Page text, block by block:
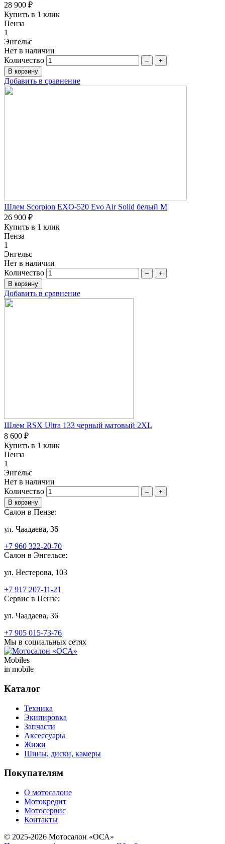
28 900 ₽
Купить в 1 клик
Пенза
1
Энгельс
Нет в наличии
Количество
– +
Добавить в сравнение
Шлем Scorpion EXO-520 Evo Air Solid белый M
26 900 ₽
Купить в 1 клик
Пенза
1
Энгельс
Нет в наличии
Количество
– +
Добавить в сравнение
Шлем RSX Ultra 133 черный матовый 2XL
8 600 ₽
Купить в 1 клик
Пенза
1
Энгельс
Нет в наличии
Количество
– +
Салон в Пензе:
ул. Чаадаева, 36
+7 960 322-20-70
Салон в Энгельсе:
ул. Нестерова, 103
+7 917 207-11-21
Сервис в Пензе:
ул. Чаадаева, 36
+7 905 015-73-76
Мы в социальных сетях
Mobiles
in mobile
Каталог
Техника
Экипировка
Запчасти
Аксессуары
Жижи
Шины, диски, камеры
Покупателям
О мотосалоне
Мотокредит
Мотосервис
Контакты
© 2025-2026 Мотосалон «ОСА»